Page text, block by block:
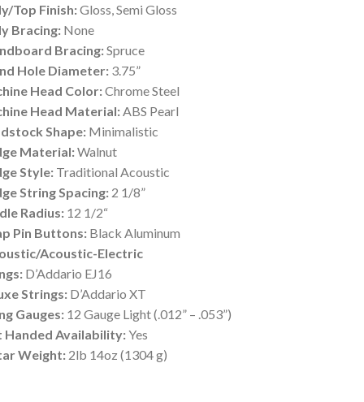
Top Finish:Gloss, Semi Gloss
Bracing: None
Bracing:Spruce
Hole Diameter: 3.75”
Head Color:Chrome Steel
Head Material: ABS Pearl
Shape: Minimalistic
Material:Walnut
Style: Traditional Acoustic
String Spacing: 2 1/8”
Radius: 12 1/2“
Pin Buttons: Black Aluminum
Acoustic-Electric
D’Addario EJ16
Strings: D’Addario XT
Gauges: 12 Gauge Light (.012” – .053”)
Handed Availability:Yes
Weight: 2lb 14oz (1304 g)